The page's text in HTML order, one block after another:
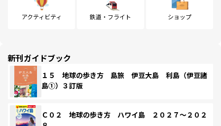
アクティビティ 鉄道・フライト ショップ
新刊ガイドブック
１５ 地球の歩き方 島旅 伊豆大島 利島（伊豆諸
島①）３訂版
Ｃ０２ 地球の歩き方 ハワイ島 ２０２７～２０２